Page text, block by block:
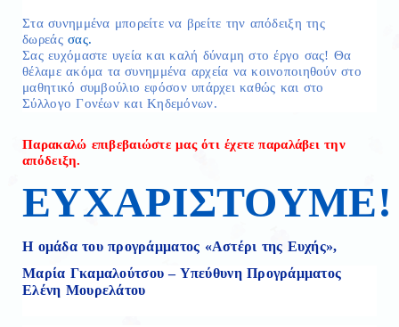
Στα συνημμένα μπορείτε να βρείτε την απόδειξη της
δωρεάς σας.
Σας ευχόμαστε υγεία και καλή δύναμη στο έργο σας! Θα
θέλαμε ακόμα τα συνημμένα αρχεία να κοινοποιηθούν στο
μαθητικό συμβούλιο εφόσον υπάρχει καθώς και στο
Σύλλογο Γονέων και Κηδεμόνων.
Παρακαλώ επιβεβαιώστε μας ότι έχετε παραλάβει την
απόδειξη.
ΕΥΧΑΡΙΣΤΟΥΜΕ!
Η ομάδα του προγράμματος «Αστέρι της Ευχής»,
Μαρία Γκαμαλούτσου – Υπεύθυνη Προγράμματος
Ελένη Μουρελάτου